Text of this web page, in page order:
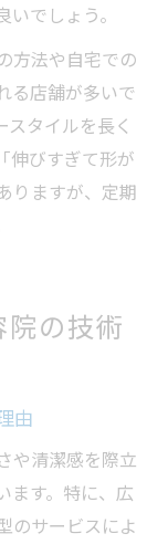
でしょう。
方法や自宅での
る店舗が多いで
タイルを長く
伸びすぎて形が
りますが、定期
の技術
由
や清潔感を際立
ます。特に、広
のサービスによ